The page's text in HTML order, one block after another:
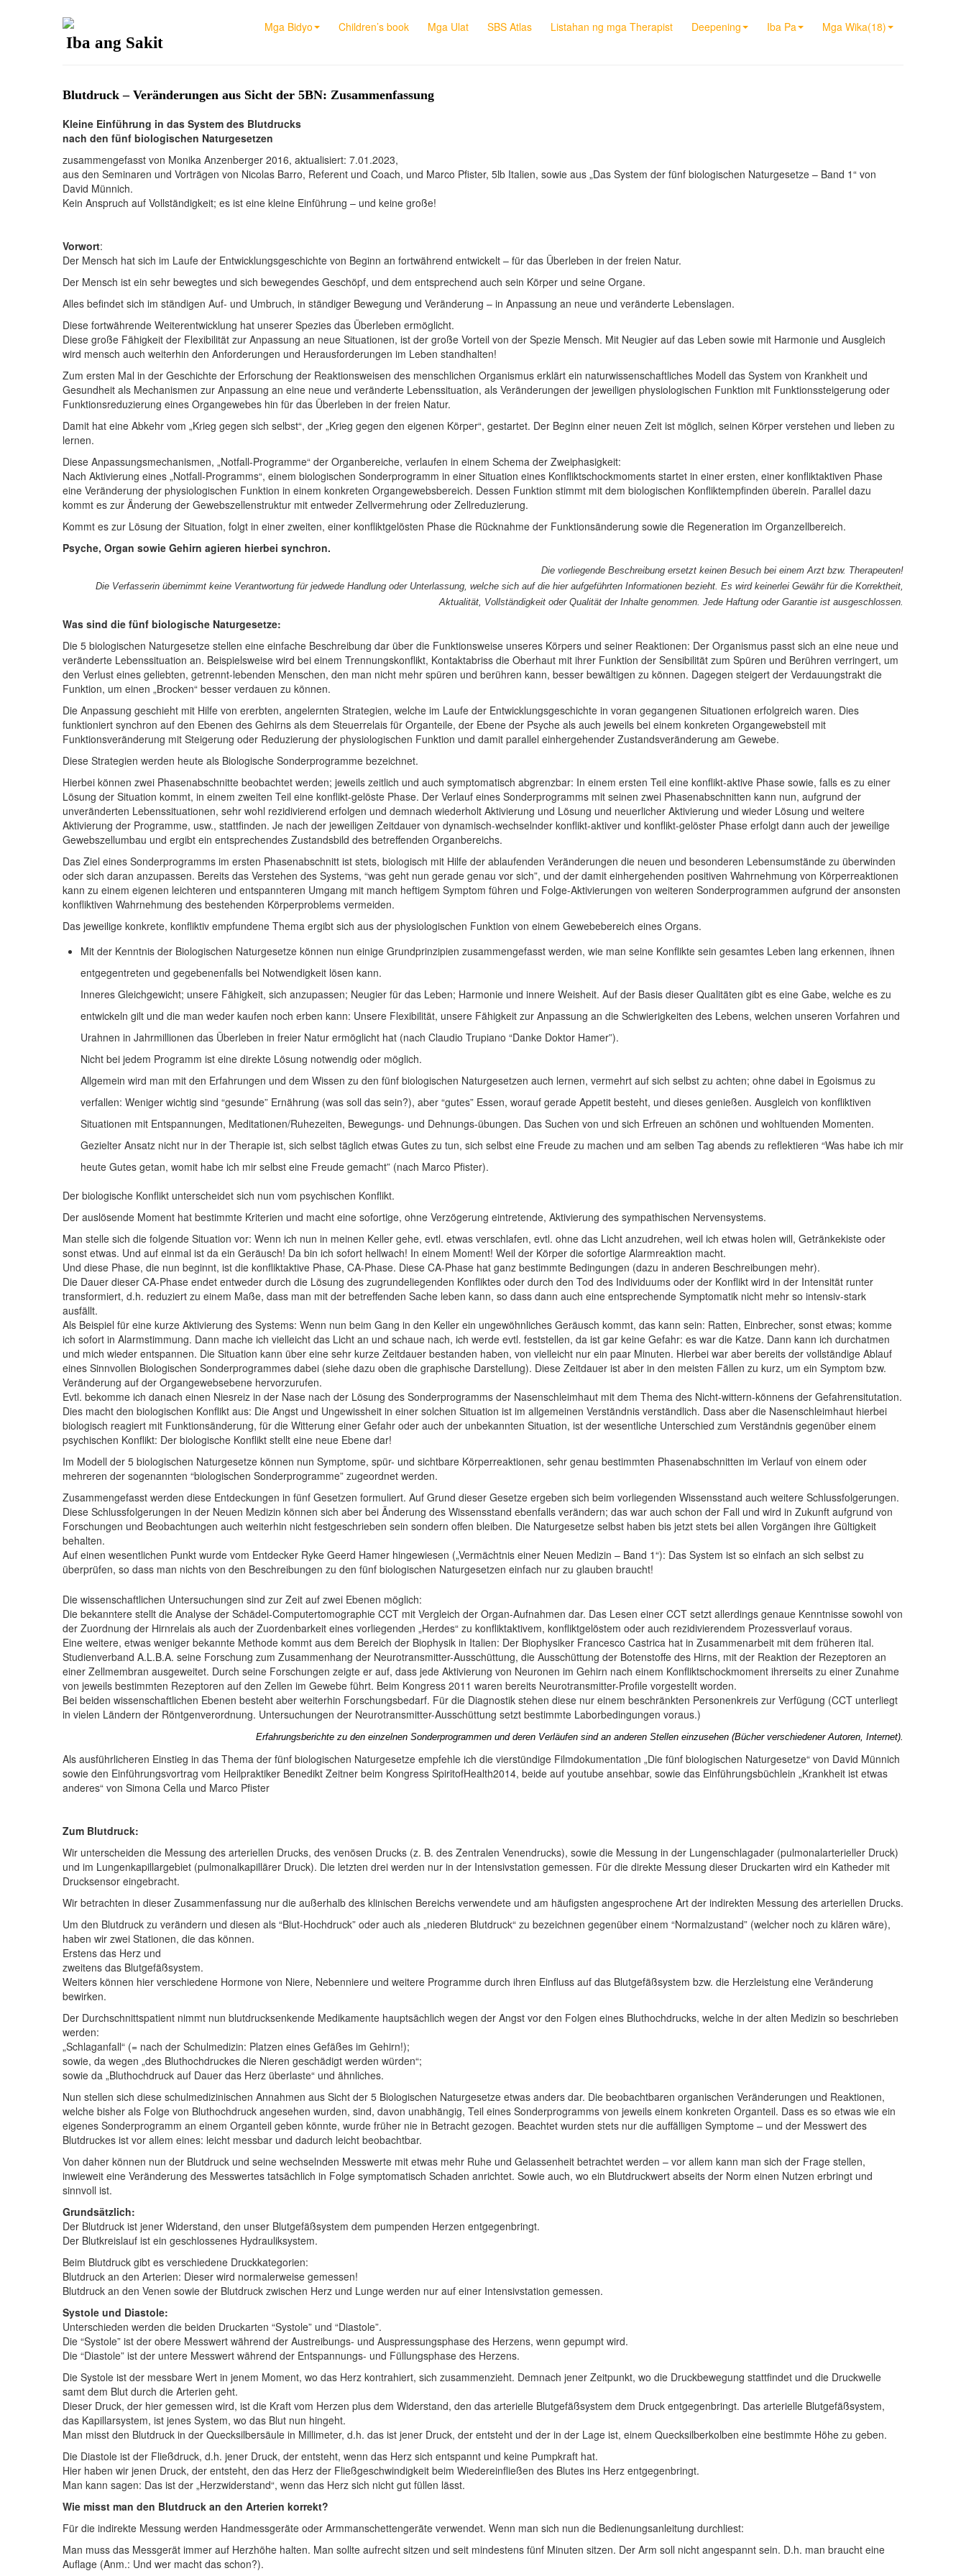
Mga Bidyo Children’s book Mga Ulat SBS Atlas Listahan ng mga Therapist Deepening Iba Pa Mga Wika(18)
Iba ang Sakit
Blutdruck – Veränderungen aus Sicht der 5BN: Zusammenfassung
Kleine Einführung in das System des Blutdrucks
nach den fünf biologischen Naturgesetzen
zusammengefasst von Monika Anzenberger 2016, aktualisiert: 7.01.2023,
aus den Seminaren und Vorträgen von Nicolas Barro, Referent und Coach, und Marco Pfister, 5lb Italien, sowie aus „Das System der fünf biologischen Naturgesetze – Band 1“ von
David Münnich.
Kein Anspruch auf Vollständigkeit; es ist eine kleine Einführung – und keine große!
Vorwort:
Der Mensch hat sich im Laufe der Entwicklungsgeschichte von Beginn an fortwährend entwickelt – für das Überleben in der freien Natur.
Der Mensch ist ein sehr bewegtes und sich bewegendes Geschöpf, und dem entsprechend auch sein Körper und seine Organe.
Alles befindet sich im ständigen Auf- und Umbruch, in ständiger Bewegung und Veränderung – in Anpassung an neue und veränderte Lebenslagen.
Diese fortwährende Weiterentwicklung hat unserer Spezies das Überleben ermöglicht.
Diese große Fähigkeit der Flexibilität zur Anpassung an neue Situationen, ist der große Vorteil von der Spezie Mensch. Mit Neugier auf das Leben sowie mit Harmonie und Ausgleich
wird mensch auch weiterhin den Anforderungen und Herausforderungen im Leben standhalten!
Zum ersten Mal in der Geschichte der Erforschung der Reaktionsweisen des menschlichen Organismus erklärt ein naturwissenschaftliches Modell das System von Krankheit und
Gesundheit als Mechanismen zur Anpassung an eine neue und veränderte Lebenssituation, als Veränderungen der jeweiligen physiologischen Funktion mit Funktionssteigerung oder
Funktionsreduzierung eines Organgewebes hin für das Überleben in der freien Natur.
Damit hat eine Abkehr vom „Krieg gegen sich selbst“, der „Krieg gegen den eigenen Körper“, gestartet. Der Beginn einer neuen Zeit ist möglich, seinen Körper verstehen und lieben zu
lernen.
Diese Anpassungsmechanismen, „Notfall-Programme“ der Organbereiche, verlaufen in einem Schema der Zweiphasigkeit:
Nach Aktivierung eines „Notfall-Programms“, einem biologischen Sonderprogramm in einer Situation eines Konfliktschockmoments startet in einer ersten, einer konfliktaktiven Phase
eine Veränderung der physiologischen Funktion in einem konkreten Organgewebsbereich. Dessen Funktion stimmt mit dem biologischen Konfliktempfinden überein. Parallel dazu
kommt es zur Änderung der Gewebszellenstruktur mit entweder Zellvermehrung oder Zellreduzierung.
Kommt es zur Lösung der Situation, folgt in einer zweiten, einer konfliktgelösten Phase die Rücknahme der Funktionsänderung sowie die Regeneration im Organzellbereich.
Psyche, Organ sowie Gehirn agieren hierbei synchron.
Die vorliegende Beschreibung ersetzt keinen Besuch bei einem Arzt bzw. Therapeuten!
Die Verfasserin übernimmt keine Verantwortung für jedwede Handlung oder Unterlassung, welche sich auf die hier aufgeführten Informationen bezieht. Es wird keinerlei Gewähr für die Korrektheit,
Aktualität, Vollständigkeit oder Qualität der Inhalte genommen. Jede Haftung oder Garantie ist ausgeschlossen.
Was sind die fünf biologische Naturgesetze:
Die 5 biologischen Naturgesetze stellen eine einfache Beschreibung dar über die Funktionsweise unseres Körpers und seiner Reaktionen: Der Organismus passt sich an eine neue und
veränderte Lebenssituation an. Beispielsweise wird bei einem Trennungskonflikt, Kontaktabriss die Oberhaut mit ihrer Funktion der Sensibilität zum Spüren und Berühren verringert, um
den Verlust eines geliebten, getrennt-lebenden Menschen, den man nicht mehr spüren und berühren kann, besser bewältigen zu können. Dagegen steigert der Verdauungstrakt die
Funktion, um einen „Brocken“ besser verdauen zu können.
Die Anpassung geschieht mit Hilfe von ererbten, angelernten Strategien, welche im Laufe der Entwicklungsgeschichte in voran gegangenen Situationen erfolgreich waren. Dies
funktioniert synchron auf den Ebenen des Gehirns als dem Steuerrelais für Organteile, der Ebene der Psyche als auch jeweils bei einem konkreten Organgewebsteil mit
Funktionsveränderung mit Steigerung oder Reduzierung der physiologischen Funktion und damit parallel einhergehender Zustandsveränderung am Gewebe.
Diese Strategien werden heute als Biologische Sonderprogramme bezeichnet.
Hierbei können zwei Phasenabschnitte beobachtet werden; jeweils zeitlich und auch symptomatisch abgrenzbar: In einem ersten Teil eine konflikt-aktive Phase sowie, falls es zu einer
Lösung der Situation kommt, in einem zweiten Teil eine konflikt-gelöste Phase. Der Verlauf eines Sonderprogramms mit seinen zwei Phasenabschnitten kann nun, aufgrund der
unveränderten Lebenssituationen, sehr wohl rezidivierend erfolgen und demnach wiederholt Aktivierung und Lösung und neuerlicher Aktivierung und wieder Lösung und weitere
Aktivierung der Programme, usw., stattfinden. Je nach der jeweiligen Zeitdauer von dynamisch-wechselnder konflikt-aktiver und konflikt-gelöster Phase erfolgt dann auch der jeweilige
Gewebszellumbau und ergibt ein entsprechendes Zustandsbild des betreffenden Organbereichs.
Das Ziel eines Sonderprogramms im ersten Phasenabschnitt ist stets, biologisch mit Hilfe der ablaufenden Veränderungen die neuen und besonderen Lebensumstände zu überwinden
oder sich daran anzupassen. Bereits das Verstehen des Systems, “was geht nun gerade genau vor sich”, und der damit einhergehenden positiven Wahrnehmung von Körperreaktionen
kann zu einem eigenen leichteren und entspannteren Umgang mit manch heftigem Symptom führen und Folge-Aktivierungen von weiteren Sonderprogrammen aufgrund der ansonsten
konfliktiven Wahrnehmung des bestehenden Körperproblems vermeiden.
Das jeweilige konkrete, konfliktiv empfundene Thema ergibt sich aus der physiologischen Funktion von einem Gewebebereich eines Organs.
Mit der Kenntnis der Biologischen Naturgesetze können nun einige Grundprinzipien zusammengefasst werden, wie man seine Konﬂikte sein gesamtes Leben lang erkennen, ihnen
entgegentreten und gegebenenfalls bei Notwendigkeit lösen kann.
Inneres Gleichgewicht; unsere Fähigkeit, sich anzupassen; Neugier für das Leben; Harmonie und innere Weisheit. Auf der Basis dieser Qualitäten gibt es eine Gabe, welche es zu
entwickeln gilt und die man weder kaufen noch erben kann: Unsere Flexibilität, unsere Fähigkeit zur Anpassung an die Schwierigkeiten des Lebens, welchen unseren Vorfahren und
Urahnen in Jahrmillionen das Überleben in freier Natur ermöglicht hat (nach Claudio Trupiano “Danke Doktor Hamer”).
Nicht bei jedem Programm ist eine direkte Lösung notwendig oder möglich.
Allgemein wird man mit den Erfahrungen und dem Wissen zu den fünf biologischen Naturgesetzen auch lernen, vermehrt auf sich selbst zu achten; ohne dabei in Egoismus zu
verfallen: Weniger wichtig sind “gesunde” Ernährung (was soll das sein?), aber “gutes” Essen, worauf gerade Appetit besteht, und dieses genießen. Ausgleich von konfliktiven
Situationen mit Entspannungen, Meditationen/Ruhezeiten, Bewegungs- und Dehnungs-übungen. Das Suchen von und sich Erfreuen an schönen und wohltuenden Momenten.
Gezielter Ansatz nicht nur in der Therapie ist, sich selbst täglich etwas Gutes zu tun, sich selbst eine Freude zu machen und am selben Tag abends zu reflektieren “Was habe ich mir
heute Gutes getan, womit habe ich mir selbst eine Freude gemacht” (nach Marco Pfister).
Der biologische Konflikt unterscheidet sich nun vom psychischen Konflikt.
Der auslösende Moment hat bestimmte Kriterien und macht eine sofortige, ohne Verzögerung eintretende, Aktivierung des sympathischen Nervensystems.
Man stelle sich die folgende Situation vor: Wenn ich nun in meinen Keller gehe, evtl. etwas verschlafen, evtl. ohne das Licht anzudrehen, weil ich etwas holen will, Getränkekiste oder
sonst etwas. Und auf einmal ist da ein Geräusch! Da bin ich sofort hellwach! In einem Moment! Weil der Körper die sofortige Alarmreaktion macht.
Und diese Phase, die nun beginnt, ist die konfliktaktive Phase, CA-Phase. Diese CA-Phase hat ganz bestimmte Bedingungen (dazu in anderen Beschreibungen mehr).
Die Dauer dieser CA-Phase endet entweder durch die Lösung des zugrundeliegenden Konfliktes oder durch den Tod des Individuums oder der Konflikt wird in der Intensität runter
transformiert, d.h. reduziert zu einem Maße, dass man mit der betreffenden Sache leben kann, so dass dann auch eine entsprechende Symptomatik nicht mehr so intensiv-stark
ausfällt.
Als Beispiel für eine kurze Aktivierung des Systems: Wenn nun beim Gang in den Keller ein ungewöhnliches Geräusch kommt, das kann sein: Ratten, Einbrecher, sonst etwas; komme
ich sofort in Alarmstimmung. Dann mache ich vielleicht das Licht an und schaue nach, ich werde evtl. feststellen, da ist gar keine Gefahr: es war die Katze. Dann kann ich durchatmen
und mich wieder entspannen. Die Situation kann über eine sehr kurze Zeitdauer bestanden haben, von vielleicht nur ein paar Minuten. Hierbei war aber bereits der vollständige Ablauf
eines Sinnvollen Biologischen Sonderprogrammes dabei (siehe dazu oben die graphische Darstellung). Diese Zeitdauer ist aber in den meisten Fällen zu kurz, um ein Symptom bzw.
Veränderung auf der Organgewebsebene hervorzurufen.
Evtl. bekomme ich danach einen Niesreiz in der Nase nach der Lösung des Sonderprogramms der Nasenschleimhaut mit dem Thema des Nicht-wittern-könnens der Gefahrensitutation.
Dies macht den biologischen Konflikt aus: Die Angst und Ungewissheit in einer solchen Situation ist im allgemeinen Verständnis verständlich. Dass aber die Nasenschleimhaut hierbei
biologisch reagiert mit Funktionsänderung, für die Witterung einer Gefahr oder auch der unbekannten Situation, ist der wesentliche Unterschied zum Verständnis gegenüber einem
psychischen Konflikt: Der biologische Konflikt stellt eine neue Ebene dar!
Im Modell der 5 biologischen Naturgesetze können nun Symptome, spür- und sichtbare Körperreaktionen, sehr genau bestimmten Phasenabschnitten im Verlauf von einem oder
mehreren der sogenannten “biologischen Sonderprogramme” zugeordnet werden.
Zusammengefasst werden diese Entdeckungen in fünf Gesetzen formuliert. Auf Grund dieser Gesetze ergeben sich beim vorliegenden Wissensstand auch weitere Schlussfolgerungen.
Diese Schlussfolgerungen in der Neuen Medizin können sich aber bei Änderung des Wissensstand ebenfalls verändern; das war auch schon der Fall und wird in Zukunft aufgrund von
Forschungen und Beobachtungen auch weiterhin nicht festgeschrieben sein sondern offen bleiben. Die Naturgesetze selbst haben bis jetzt stets bei allen Vorgängen ihre Gültigkeit
behalten.
Auf einen wesentlichen Punkt wurde vom Entdecker Ryke Geerd Hamer hingewiesen („Vermächtnis einer Neuen Medizin – Band 1“): Das System ist so einfach an sich selbst zu
überprüfen, so dass man nichts von den Beschreibungen zu den fünf biologischen Naturgesetzen einfach nur zu glauben braucht!
Die wissenschaftlichen Untersuchungen sind zur Zeit auf zwei Ebenen möglich:
Die bekanntere stellt die Analyse der Schädel-Computertomographie CCT mit Vergleich der Organ-Aufnahmen dar. Das Lesen einer CCT setzt allerdings genaue Kenntnisse sowohl von
der Zuordnung der Hirnrelais als auch der Zuordenbarkeit eines vorliegenden „Herdes“ zu konfliktaktivem, konfliktgelöstem oder auch rezidivierendem Prozessverlauf voraus.
Eine weitere, etwas weniger bekannte Methode kommt aus dem Bereich der Biophysik in Italien: Der Biophysiker Francesco Castrica hat in Zusammenarbeit mit dem früheren ital.
Studienverband A.L.B.A. seine Forschung zum Zusammenhang der Neurotransmitter-Ausschüttung, die Ausschüttung der Botenstoffe des Hirns, mit der Reaktion der Rezeptoren an
einer Zellmembran ausgeweitet. Durch seine Forschungen zeigte er auf, dass jede Aktivierung von Neuronen im Gehirn nach einem Konfliktschockmoment ihrerseits zu einer Zunahme
von jeweils bestimmten Rezeptoren auf den Zellen im Gewebe führt. Beim Kongress 2011 waren bereits Neurotransmitter-Profile vorgestellt worden.
Bei beiden wissenschaftlichen Ebenen besteht aber weiterhin Forschungsbedarf. Für die Diagnostik stehen diese nur einem beschränkten Personenkreis zur Verfügung (CCT unterliegt
in vielen Ländern der Röntgenverordnung. Untersuchungen der Neurotransmitter-Ausschüttung setzt bestimmte Laborbedingungen voraus.)
Erfahrungsberichte zu den einzelnen Sonderprogrammen und deren Verläufen sind an anderen Stellen einzusehen (Bücher verschiedener Autoren, Internet).
Als ausführlicheren Einstieg in das Thema der fünf biologischen Naturgesetze empfehle ich die vierstündige Filmdokumentation „Die fünf biologischen Naturgesetze“ von David Münnich
sowie den Einführungsvortrag vom Heilpraktiker Benedikt Zeitner beim Kongress SpiritofHealth2014, beide auf youtube ansehbar, sowie das Einführungsbüchlein „Krankheit ist etwas
anderes“ von Simona Cella und Marco Pfister
Zum Blutdruck:
Wir unterscheiden die Messung des arteriellen Drucks, des venösen Drucks (z. B. des Zentralen Venendrucks), sowie die Messung in der Lungenschlagader (pulmonalarterieller Druck)
und im Lungenkapillargebiet (pulmonalkapillärer Druck). Die letzten drei werden nur in der Intensivstation gemessen. Für die direkte Messung dieser Druckarten wird ein Katheder mit
Drucksensor eingebracht.
Wir betrachten in dieser Zusammenfassung nur die außerhalb des klinischen Bereichs verwendete und am häufigsten angesprochene Art der indirekten Messung des arteriellen Drucks.
Um den Blutdruck zu verändern und diesen als “Blut-Hochdruck” oder auch als „niederen Blutdruck“ zu bezeichnen gegenüber einem “Normalzustand” (welcher noch zu klären wäre),
haben wir zwei Stationen, die das können.
Erstens das Herz und
zweitens das Blutgefäßsystem.
Weiters können hier verschiedene Hormone von Niere, Nebenniere und weitere Programme durch ihren Einfluss auf das Blutgefäßsystem bzw. die Herzleistung eine Veränderung
bewirken.
Der Durchschnittspatient nimmt nun blutdrucksenkende Medikamente hauptsächlich wegen der Angst vor den Folgen eines Bluthochdrucks, welche in der alten Medizin so beschrieben
werden:
„Schlaganfall“ (= nach der Schulmedizin: Platzen eines Gefäßes im Gehirn!);
sowie, da wegen „des Bluthochdruckes die Nieren geschädigt werden würden“;
sowie da „Bluthochdruck auf Dauer das Herz überlaste“ und ähnliches.
Nun stellen sich diese schulmedizinischen Annahmen aus Sicht der 5 Biologischen Naturgesetze etwas anders dar. Die beobachtbaren organischen Veränderungen und Reaktionen,
welche bisher als Folge von Bluthochdruck angesehen wurden, sind, davon unabhängig, Teil eines Sonderprogramms von jeweils einem konkreten Organteil. Dass es so etwas wie ein
eigenes Sonderprogramm an einem Organteil geben könnte, wurde früher nie in Betracht gezogen. Beachtet wurden stets nur die auffälligen Symptome – und der Messwert des
Blutdruckes ist vor allem eines: leicht messbar und dadurch leicht beobachtbar.
Von daher können nun der Blutdruck und seine wechselnden Messwerte mit etwas mehr Ruhe und Gelassenheit betrachtet werden – vor allem kann man sich der Frage stellen,
inwieweit eine Veränderung des Messwertes tatsächlich in Folge symptomatisch Schaden anrichtet. Sowie auch, wo ein Blutdruckwert abseits der Norm einen Nutzen erbringt und
sinnvoll ist.
Grundsätzlich:
Der Blutdruck ist jener Widerstand, den unser Blutgefäßsystem dem pumpenden Herzen entgegenbringt.
Der Blutkreislauf ist ein geschlossenes Hydrauliksystem.
Beim Blutdruck gibt es verschiedene Druckkategorien:
Blutdruck an den Arterien: Dieser wird normalerweise gemessen!
Blutdruck an den Venen sowie der Blutdruck zwischen Herz und Lunge werden nur auf einer Intensivstation gemessen.
Systole und Diastole:
Unterschieden werden die beiden Druckarten “Systole” und “Diastole”.
Die “Systole” ist der obere Messwert während der Austreibungs- und Auspressungsphase des Herzens, wenn gepumpt wird.
Die “Diastole” ist der untere Messwert während der Entspannungs- und Füllungsphase des Herzens.
Die Systole ist der messbare Wert in jenem Moment, wo das Herz kontrahiert, sich zusammenzieht. Demnach jener Zeitpunkt, wo die Druckbewegung stattfindet und die Druckwelle
samt dem Blut durch die Arterien geht.
Dieser Druck, der hier gemessen wird, ist die Kraft vom Herzen plus dem Widerstand, den das arterielle Blutgefäßsystem dem Druck entgegenbringt. Das arterielle Blutgefäßsystem,
das Kapillarsystem, ist jenes System, wo das Blut nun hingeht.
Man misst den Blutdruck in der Quecksilbersäule in Millimeter, d.h. das ist jener Druck, der entsteht und der in der Lage ist, einem Quecksilberkolben eine bestimmte Höhe zu geben.
Die Diastole ist der Fließdruck, d.h. jener Druck, der entsteht, wenn das Herz sich entspannt und keine Pumpkraft hat.
Hier haben wir jenen Druck, der entsteht, den das Herz der Fließgeschwindigkeit beim Wiedereinfließen des Blutes ins Herz entgegenbringt.
Man kann sagen: Das ist der „Herzwiderstand“, wenn das Herz sich nicht gut füllen lässt.
Wie misst man den Blutdruck an den Arterien korrekt?
Für die indirekte Messung werden Handmessgeräte oder Armmanschettengeräte verwendet. Wenn man sich nun die Bedienungsanleitung durchliest:
Man muss das Messgerät immer auf Herzhöhe halten. Man sollte aufrecht sitzen und seit mindestens fünf Minuten sitzen. Der Arm soll nicht angespannt sein. D.h. man braucht eine
Auflage (Anm.: Und wer macht das schon?).